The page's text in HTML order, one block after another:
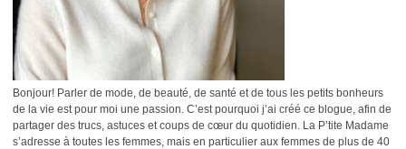
Bonjour! Parler de mode, de beauté, de santé et de tous les petits bonheurs
de la vie est pour moi une passion. C’est pourquoi j’ai créé ce blogue, afin de
partager des trucs, astuces et coups de cœur du quotidien. La P’tite Madame
s’adresse à toutes les femmes, mais en particulier aux femmes de plus de 40